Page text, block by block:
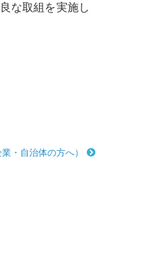
な取組を実施し
・自治体の方へ）